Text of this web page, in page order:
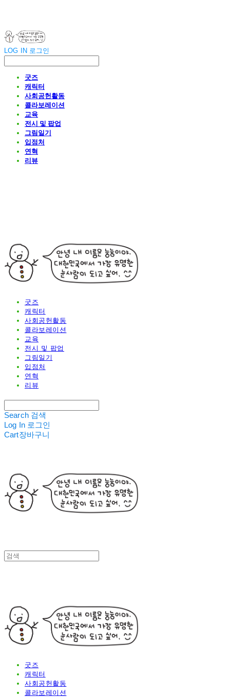
LOG IN 로그인
굿즈
캐릭터
사회공헌활동
콜라보레이션
교육
전시 및 팝업
그림일기
입점처
연혁
리뷰
굿즈
캐릭터
사회공헌활동
콜라보레이션
교육
전시 및 팝업
그림일기
입점처
연혁
리뷰
Search 검색
Log In 로그인
Cart장바구니
굿즈
캐릭터
사회공헌활동
콜라보레이션